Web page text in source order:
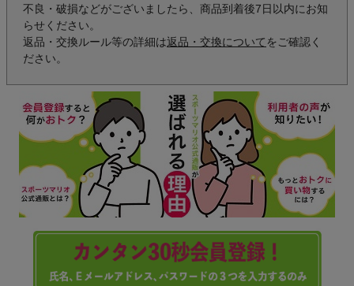
不良・破損などがございましたら、商品到着後7日以内にお知
らせください。
返品・交換ルール等の詳細は返品・交換について をご確認く
ださい。